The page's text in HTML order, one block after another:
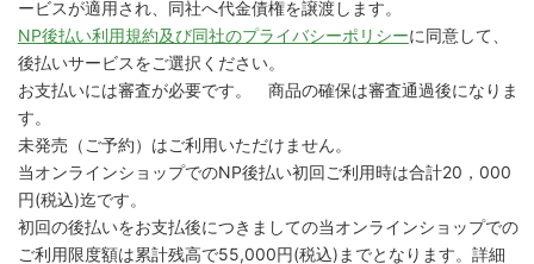
ービスが適用され、同社へ代金債権を譲渡します。
NP後払い利用規約及び同社のプライバシーポリシーに同意して、
後払いサービスをご選択ください。
お支払いには審査が必要です。 商品の確保は審査通過後になりま
す。
未発売（ご予約）はご利用いただけません。
当オンラインショップでのNP後払い初回ご利用時は合計20，000
円(税込)迄です。
初回の後払いをお支払後につきましての当オンラインショップでの
ご利用限度額は累計残高で55,000円(税込)までとなります。詳細